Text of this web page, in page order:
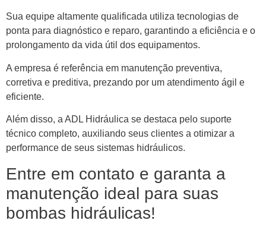
Sua equipe altamente qualificada utiliza tecnologias de
ponta para diagnóstico e reparo, garantindo a eficiência e o
prolongamento da vida útil dos equipamentos.
A empresa é referência em manutenção preventiva,
corretiva e preditiva, prezando por um atendimento ágil e
eficiente.
Além disso, a ADL Hidráulica se destaca pelo suporte
técnico completo, auxiliando seus clientes a otimizar a
performance de seus sistemas hidráulicos.
Entre em contato e garanta a
manutenção ideal para suas
bombas hidráulicas!